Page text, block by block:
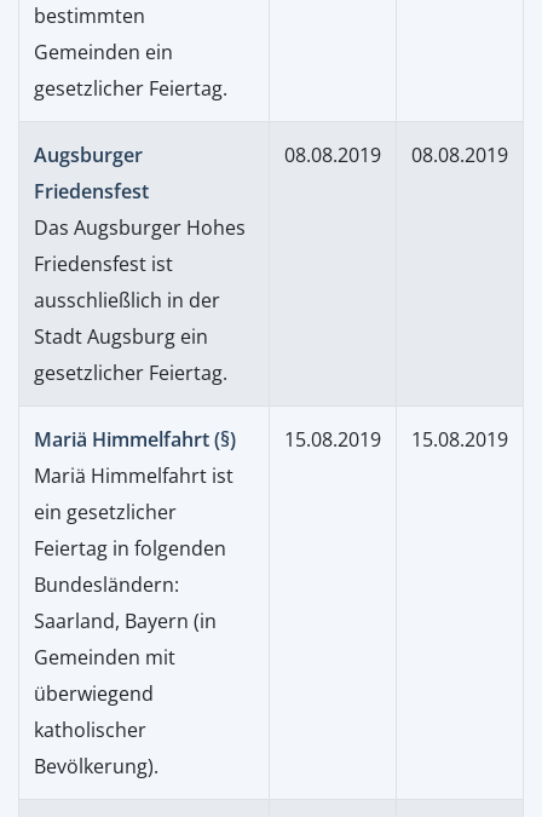
bestimmten
Gemeinden ein
gesetzlicher Feiertag.
Augsburger
Friedensfest
Das Augsburger Hohes
Friedensfest ist
ausschließlich in der
Stadt Augsburg ein
gesetzlicher Feiertag.
08.08.2019 08.08.2019
Mariä Himmelfahrt (§)
Mariä Himmelfahrt ist
ein gesetzlicher
Feiertag in folgenden
Bundesländern:
Saarland, Bayern (in
Gemeinden mit
überwiegend
katholischer
Bevölkerung).
15.08.2019 15.08.2019